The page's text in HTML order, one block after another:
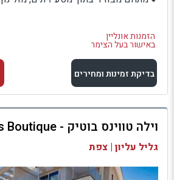
הזמנות אונליין
באישור בעל הצימר
בדיקת זמינות ומחירים
למתחם זה
בדיקת זמינות ומחירים
וילה טווינס בוטיק - Twins Boutique
גליל עליון | צפת